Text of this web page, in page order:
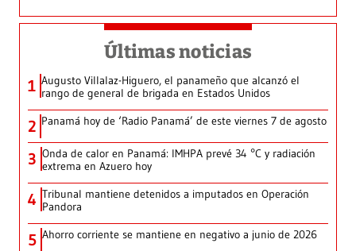
Últimas noticias
1 Augusto Villalaz-Higuero, el panameño que alcanzó el
rango de general de brigada en Estados Unidos
2 Panamá hoy de ‘Radio Panamá’ de este viernes 7 de agosto
3 Onda de calor en Panamá: IMHPA prevé 34 °C y radiación
extrema en Azuero hoy
4 Tribunal mantiene detenidos a imputados en Operación
Pandora
5 Ahorro corriente se mantiene en negativo a junio de 2026